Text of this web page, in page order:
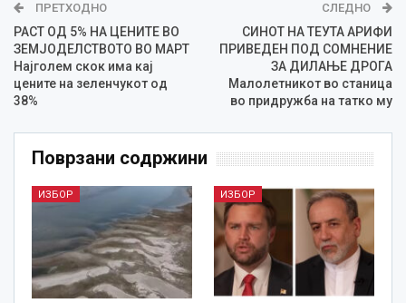
ПРЕТХОДНО
РАСТ ОД 5% НА ЦЕНИТЕ ВО
ЗЕМЈОДЕЛСТВОТО ВО МАРТ
Најголем скок има кај
цените на зеленчукот од
38%
СЛЕДНО
СИНОТ НА ТЕУТА АРИФИ
ПРИВЕДЕН ПОД СОМНЕНИЕ
ЗА ДИЛАЊЕ ДРОГА
Малолетникот во станица
во придружба на татко му
Поврзани содржини
ИЗБОР ИЗБОР